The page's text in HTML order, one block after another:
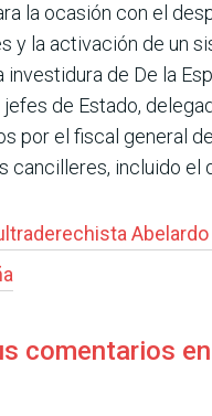
la ocasión con el
y la activación de un
investidura de De la
de Estado,
por el fiscal general
cancilleres, incluido el
comentarios